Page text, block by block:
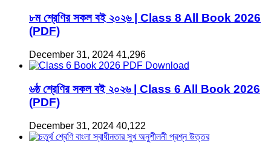
৮ম শ্রেণির সকল বই ২০২৬ | Class 8 All Book 2026
(PDF)
December 31, 2024 41,296
৬ষ্ঠ শ্রেণির সকল বই ২০২৬ | Class 6 All Book 2026
(PDF)
December 31, 2024 40,122